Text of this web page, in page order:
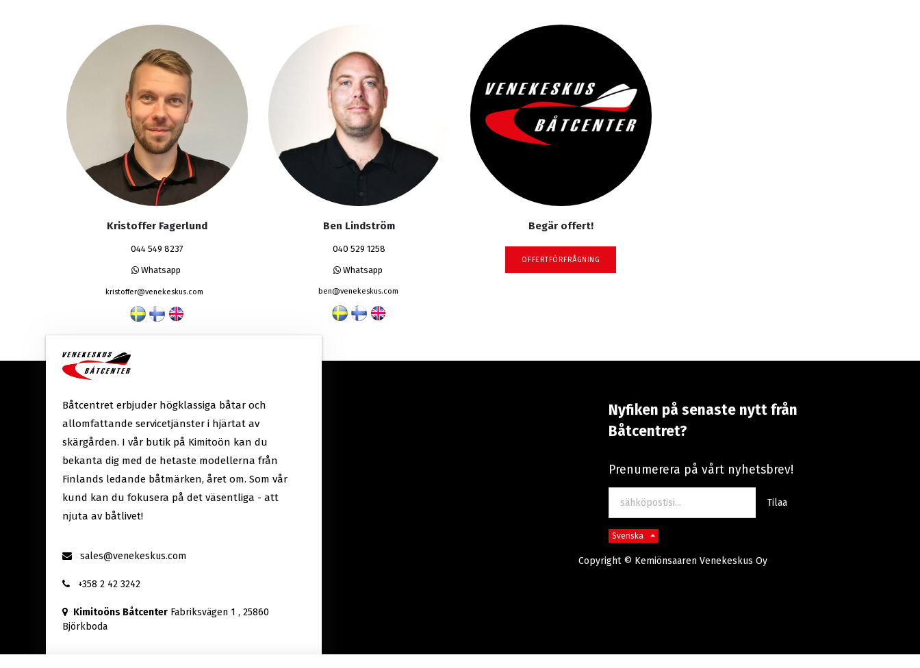
Kristoffer Fagerlund
044 549 8237
Whatsapp
kristoffer@venekeskus.com
Ben Lindström
040 529 1258
Whatsapp
ben@venekeskus.com
Begär offert!
OFFERTFÖRFRÅGNING
Båtcentret erbjuder högklassiga båtar och
allomfattande servicetjänster i hjärtat av
skärgården. I vår butik på Kimitoön kan du
bekanta dig med de hetaste modellerna från
Finlands ledande båtmärken, året om. Som vår
kund kan du fokusera på det väsentliga - att
njuta av båtlivet!
sales@venekeskus.com
+358 2 42 3242
Kimitoöns Båtcenter Fabriksvägen 1 , 25860
Björkboda
Nyfiken på senaste nytt från
Båtcentret?
Prenumerera på vårt nyhetsbrev!
Tilaa
Svenska
Copyright © Kemiönsaaren Venekeskus Oy